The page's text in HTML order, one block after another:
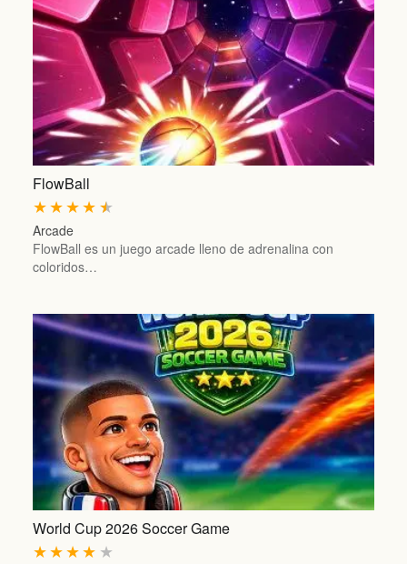
FlowBall
★
★
★
★
★
Arcade
FlowBall es un juego arcade lleno de adrenalina con
coloridos…
World Cup 2026 Soccer Game
★
★
★
★
★